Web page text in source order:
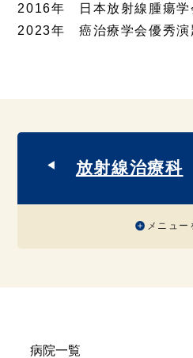
2016年 日本放射線腫瘍学
2023年 癌治療学会優秀
放射線治療科
メニュー
病院一覧